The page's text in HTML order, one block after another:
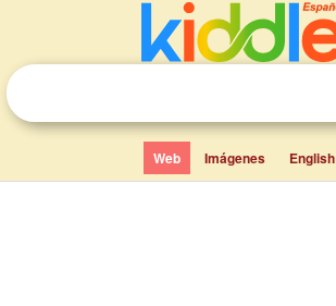
Web Imágenes English